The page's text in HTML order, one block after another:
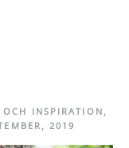
OCH INSPIRATION ,
2019